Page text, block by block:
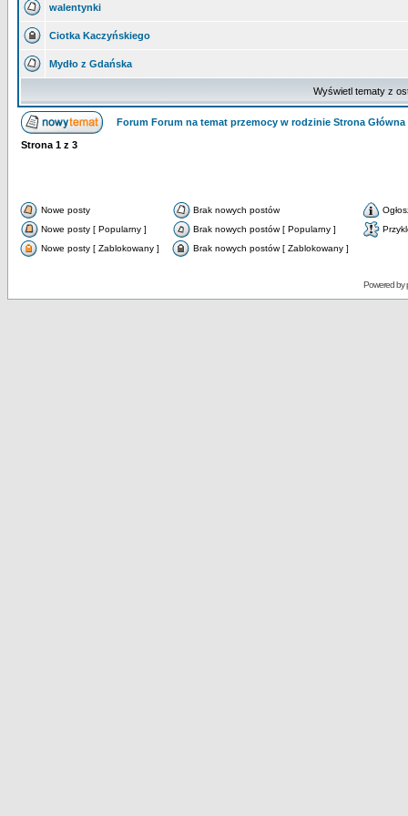
walentynki
Ciotka Kaczyńskiego
Mydło z Gdańska
Wyświetl tematy z
Forum Forum na temat przemocy w rodzinie Strona Główna
Strona 1 z 3
Nowe posty Brak nowych postów
Nowe posty [ Popularny ]
Brak nowych postów [ Popularny ]
Nowe posty [ Zablokowany ]
Brak nowych postów [ Zablokowany ]
Powered by